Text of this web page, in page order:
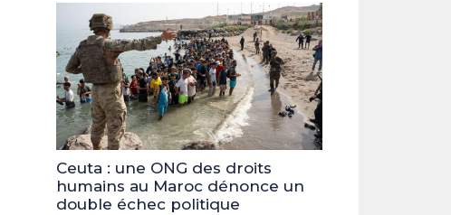
Ceuta : une ONG des droits
humains au Maroc dénonce un
double échec politique